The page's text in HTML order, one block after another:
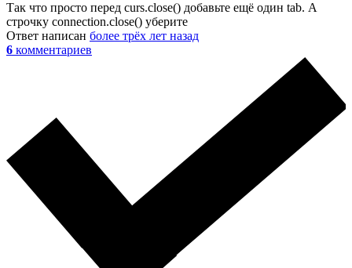
Так что просто перед curs.close() добавьте ещё один tab. А
строчку connection.close() уберите
Ответ написан более трёх лет назад
6 комментариев